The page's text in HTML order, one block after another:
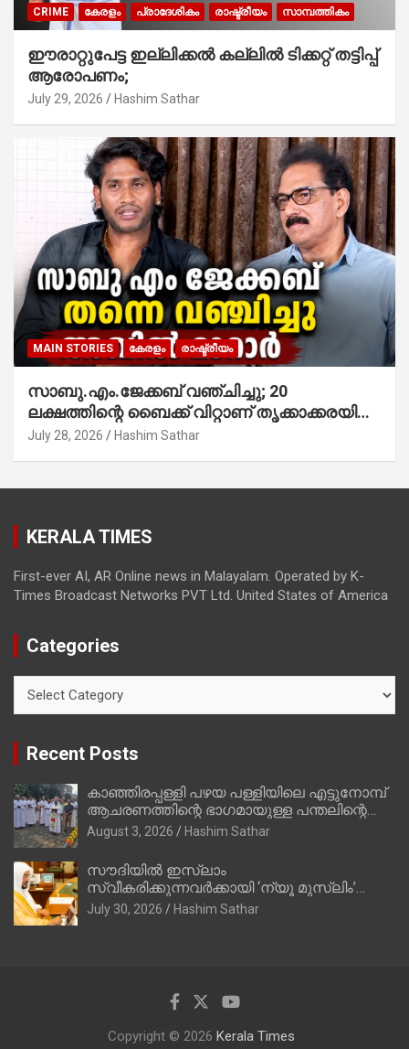
CRIME കേരളം പ്രാദേശികം രാഷ്ട്രീയം സാമ്പത്തികം
ഈരാറ്റുപേട്ട ഇല്ലിക്കൽ കല്ലിൽ ടിക്കറ്റ് തട്ടിപ്പ്
ആരോപണം;
July 29, 2026 Hashim Sathar
MAIN STORIES കേരളം രാഷ്ട്രീയം
സാബു.എം.ജേക്കബ് വഞ്ചിച്ചു; 20
ലക്ഷത്തിന്റെ ബൈക്ക് വിറ്റാണ് തൃക്കാക്കരയില്‍
മത്സരിച്ചത്! പ്രചാരണത്തിന് രണ്ടേ രണ്ടുപേര്‍
അഖില്‍ മാരാര്‍ ട്വന്റി 20 വിട്ടു
July 28, 2026 Hashim Sathar
KERALA TIMES
First-ever AI, AR Online news in Malayalam. Operated by K-
Times Broadcast Networks PVT Ltd. United States of America
Categories
Recent Posts
കാഞ്ഞിരപ്പള്ളി പഴയ പള്ളിയിലെ എട്ടുനോമ്പ്
ആചരണത്തിന്റെ ഭാഗമായുള്ള പന്തലിന്റെ
കാൽനാട്ട് കർമ്മം ആർച്ച് പ്രീസ്റ്റ് വെരി.
റവ.ഫാ. കുര്യൻ താമരശ്ശേരി നിർവഹിക്കുന്നു.
August 3, 2026 Hashim Sathar
സൗദിയില്‍ ഇസ്‌ലാം
സ്വീകരിക്കുന്നവര്‍ക്കായി ‘ന്യൂ മുസ്ലിം’
ഡിജിറ്റല്‍ കാര്‍ഡ് സേവനം ആരംഭിച്ചു
July 30, 2026 Hashim Sathar
Copyright © 2026 Kerala Times